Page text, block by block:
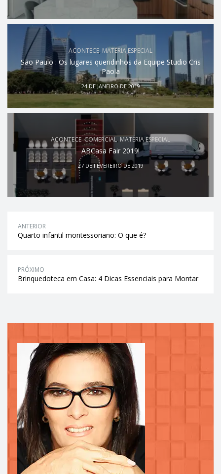
ACONTECE, MATÉRIA ESPECIAL
São Paulo : Os lugares queridinhos da Equipe Studio Cris
Paola
24 DE JANEIRO DE 2019
ACONTECE,COMERCIAL, MATÉRIA ESPECIAL
ABCasa Fair 2019!
27 DE FEVEREIRO DE 2019
ANTERIOR
Quarto infantil montessoriano: O que é?
PRÓXIMO
Brinquedoteca em Casa: 4 Dicas Essenciais para Montar